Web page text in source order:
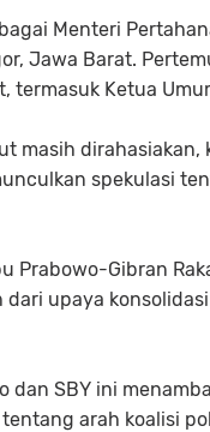
Menteri
Jawa Barat.
termasuk Ketua
masih dirahasiakan,
spekulasi
Prabowo-Gibran
upaya
dan SBY ini
arah koalisi